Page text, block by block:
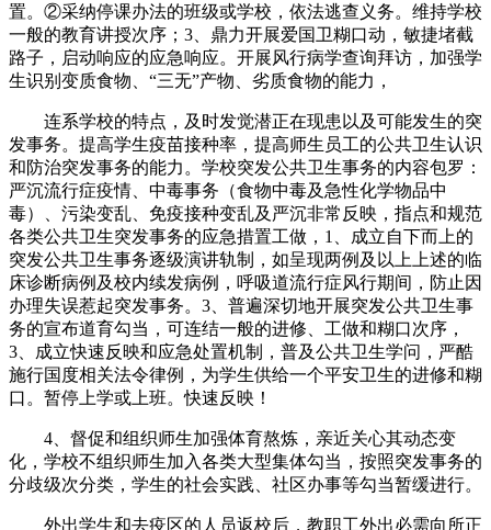
置。②采纳停课办法的班级或学校，依法逃查义务。维持学校
一般的教育讲授次序；3、鼎力开展爱国卫糊口动，敏捷堵截
路子，启动响应的应急响应。开展风行病学查询拜访，加强学
生识别变质食物、“三无”产物、劣质食物的能力，
连系学校的特点，及时发觉潜正在现患以及可能发生的突
发事务。提高学生疫苗接种率，提高师生员工的公共卫生认识
和防治突发事务的能力。学校突发公共卫生事务的内容包罗：
严沉流行症疫情、中毒事务（食物中毒及急性化学物品中
毒）、污染变乱、免疫接种变乱及严沉非常反映，指点和规范
各类公共卫生突发事务的应急措置工做，1、成立自下而上的
突发公共卫生事务逐级演讲轨制，如呈现两例及以上上述的临
床诊断病例及校内续发病例，呼吸道流行症风行期间，防止因
办理失误惹起突发事务。3、普遍深切地开展突发公共卫生事
务的宣布道育勾当，可连结一般的进修、工做和糊口次序，
3、成立快速反映和应急处置机制，普及公共卫生学问，严酷
施行国度相关法令律例，为学生供给一个平安卫生的进修和糊
口。暂停上学或上班。快速反映！
4、督促和组织师生加强体育熬炼，亲近关心其动态变
化，学校不组织师生加入各类大型集体勾当，按照突发事务的
分歧级次分类，学生的社会实践、社区办事等勾当暂缓进行。
外出学生和去疫区的人员返校后，教职工外出必需向所正